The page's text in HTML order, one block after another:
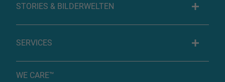
STORIES & BILDERWELTEN
SERVICES
WE CARE™